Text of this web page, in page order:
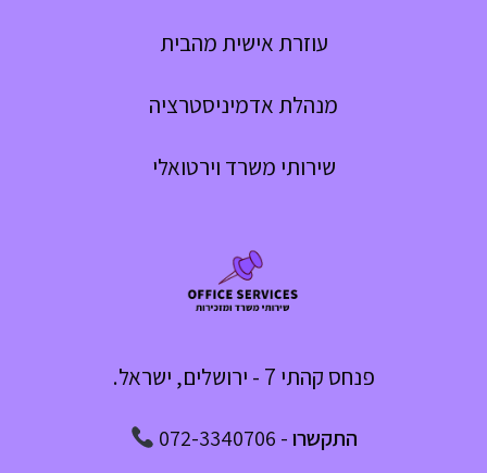
עוזרת אישית מהבית
מנהלת אדמיניסטרציה
שירותי משרד וירטואלי
פנחס קהתי 7 - ירושלים, ישראל.
התקשרו-
072-3340706